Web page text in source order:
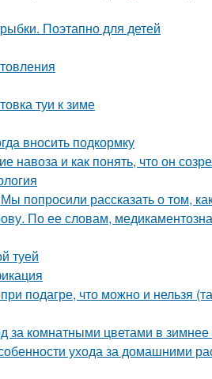
Поэтапно для детей
туи к зиме
вносить подкормку
навоза и как понять, что он
попросили рассказать о том,
По ее словам,
туей
подагре, что можно и нельзя
за комнатными цветами в
ухода за домашними